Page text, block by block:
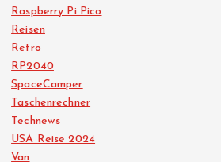
Raspberry Pi Pico
Reisen
Retro
RP2040
SpaceCamper
Taschenrechner
Technews
USA Reise 2024
Van